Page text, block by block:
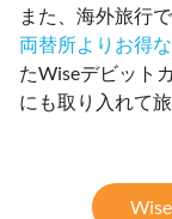
また、海外旅行
両替所よりお得
たWiseデビット
にも取り入れて